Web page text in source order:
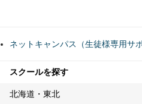
ネットキャンパス（生徒様専用サ
スクールを探す
北海道・東北